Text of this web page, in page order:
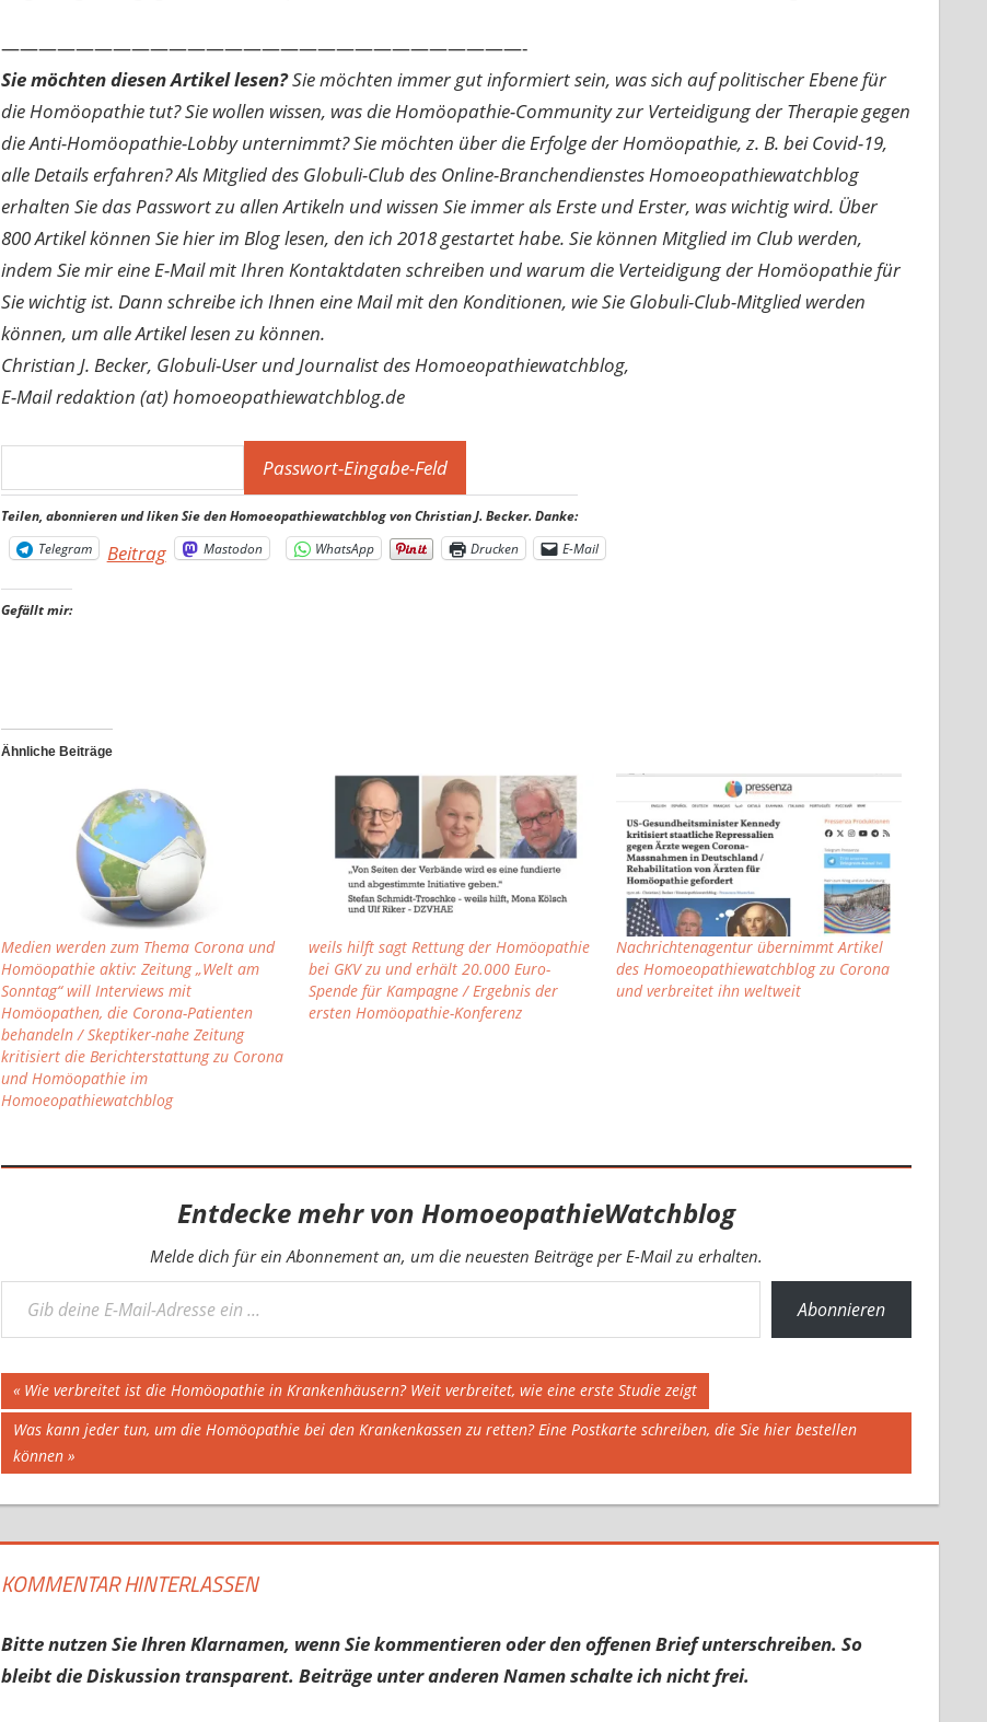
————————————————————————————-
Sie möchten diesen Artikel lesen?Sie möchten immer gut informiert sein, was sich auf politischer Ebene für
die Homöopathie tut? Sie wollen wissen, was die Homöopathie-Community zur Verteidigung der Therapie gegen
die Anti-Homöopathie-Lobby unternimmt? Sie möchten über die Erfolge der Homöopathie, z. B. bei Covid-19,
alle Details erfahren? Als Mitglied des Globuli-Club des Online-Branchendienstes Homoeopathiewatchblog
erhalten Sie das Passwort zu allen Artikeln und wissen Sie immer als Erste und Erster, was wichtig wird. Über
800 Artikel können Sie hier im Blog lesen, den ich 2018 gestartet habe. Sie können Mitglied im Club werden,
indem Sie mir eine E-Mail mit Ihren Kontaktdaten schreiben und warum die Verteidigung der Homöopathie für
Sie wichtig ist. Dann schreibe ich Ihnen eine Mail mit den Konditionen, wie Sie Globuli-Club-Mitglied werden
können, um alle Artikel lesen zu können.
Christian J. Becker, Globuli-User und Journalist des Homoeopathiewatchblog,
E-Mail redaktion (at) homoeopathiewatchblog.de
Teilen, abonnieren und liken Sie den Homoeopathiewatchblog von Christian J. Becker. Danke:
Telegram
Beitrag Mastodon WhatsApp Drucken E-Mail
Gefällt mir:
Ähnliche Beiträge
Medien werden zum Thema Corona und
Homöopathie aktiv: Zeitung „Welt am
Sonntag“ will Interviews mit
Homöopathen, die Corona-Patienten
behandeln / Skeptiker-nahe Zeitung
kritisiert die Berichterstattung zu Corona
und Homöopathie im
Homoeopathiewatchblog
weils hilft sagt Rettung der Homöopathie
bei GKV zu und erhält 20.000 Euro-
Spende für Kampagne / Ergebnis der
ersten Homöopathie-Konferenz
Nachrichtenagentur übernimmt Artikel
des Homoeopathiewatchblog zu Corona
und verbreitet ihn weltweit
Entdecke mehr von HomoeopathieWatchblog
Melde dich für ein Abonnement an, um die neuesten Beiträge per E-Mail zu erhalten.
Gib deine E-Mail-Adresse ein ...
Abonnieren
Beitragsnavigation
Vorheriger
Beitrag:
Wie verbreitet ist die Homöopathie in Krankenhäusern? Weit verbreitet, wie eine erste Studie zeigt
Nächster
Beitrag:
Was kann jeder tun, um die Homöopathie bei den Krankenkassen zu retten? Eine Postkarte schreiben, die Sie hier bestellen
können
KOMMENTAR HINTERLASSEN
Bitte nutzen Sie Ihren Klarnamen, wenn Sie kommentieren oder den offenen Brief unterschreiben. So
bleibt die Diskussion transparent. Beiträge unter anderen Namen schalte ich nicht frei.